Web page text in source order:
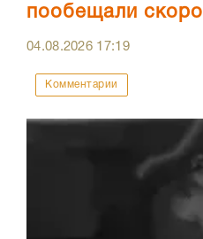
пообещали
04.08.2026 17:19
Комментарии